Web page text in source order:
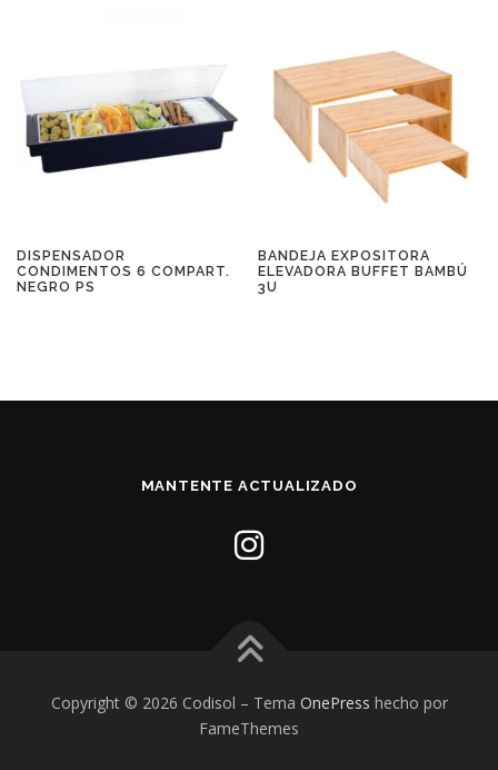
DISPENSADOR
CONDIMENTOS 6 COMPART.
NEGRO PS
BANDEJA EXPOSITORA
ELEVADORA BUFFET BAMBÚ
3U
MANTENTE ACTUALIZADO
Copyright © 2026 Codisol – Tema OnePress hecho por
FameThemes